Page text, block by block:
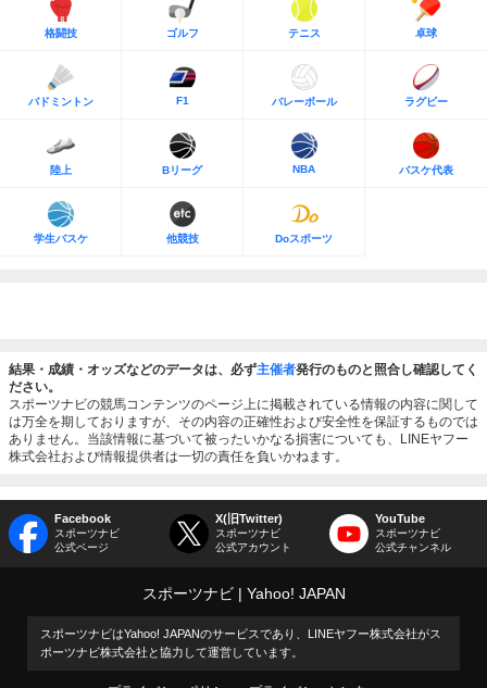
格闘技 ゴルフ テニス 卓球
バドミントン F1 バレーボール ラグビー
陸上 Bリーグ NBA バスケ代表
学生バスケ 他競技 Doスポーツ
結果・成績・オッズなどのデータは、必ず主催者発行のものと照合し確認してく
ださい。
スポーツナビの競馬コンテンツのページ上に掲載されている情報の内容に関して
は万全を期しておりますが、その内容の正確性および安全性を保証するものでは
ありません。当該情報に基づいて被ったいかなる損害についても、LINEヤフー
株式会社および情報提供者は一切の責任を負いかねます。
Facebook
スポーツナビ
公式ページ
X(旧Twitter)
スポーツナビ
公式アカウント
YouTube
スポーツナビ
公式チャンネル
スポーツナビ Yahoo! JAPAN
スポーツナビはYahoo! JAPANのサービスであり、LINEヤフー株式会社がス
ポーツナビ株式会社と協力して運営しています。